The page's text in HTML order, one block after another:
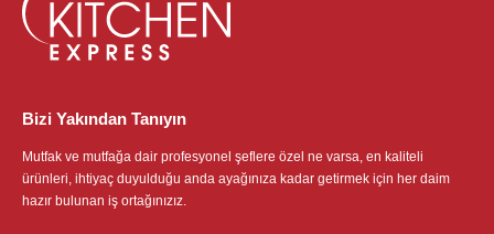
Bizi Yakından Tanıyın
Mutfak ve mutfağa dair profesyonel şeflere özel ne varsa, en kaliteli
ürünleri, ihtiyaç duyulduğu anda ayağınıza kadar getirmek için her daim
hazır bulunan iş ortağınızız.